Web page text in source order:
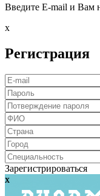
Введите E-mail и Вам
x
Регистрация
Зарегистрироваться
x
x